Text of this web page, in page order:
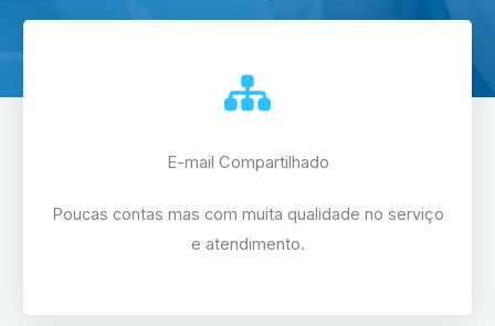
E-mail Compartilhado
Poucas contas mas com muita qualidade no serviço
e atendimento.